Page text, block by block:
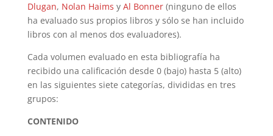
Dlugan, Nolan Haims y Al Bonner(ninguno de ellos
ha evaluado sus propios libros y sólo se han incluido
libros con al menos dos evaluadores).
Cada volumen evaluado en esta bibliografía ha
recibido una calificación desde 0 (bajo) hasta 5 (alto)
en las siguientes siete categorías, divididas en tres
grupos:
CONTENIDO